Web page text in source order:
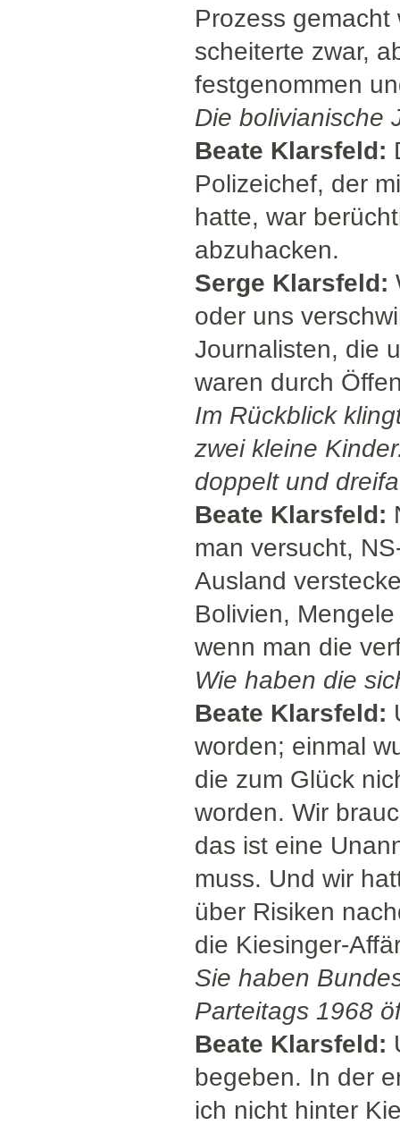
Prozess
scheiterte zwar,
festgenommen
Die bolivianische
Beate Klarsfeld:
Polizeichef, der
hatte, war
abzuhacken.
Serge Klarsfeld:
oder uns
Journalisten, die
waren durch
Im Rückblick
zwei kleine
doppelt und
Beate Klarsfeld:
man versucht,
Ausland
Bolivien,
wenn man die
Wie haben die
Beate Klarsfeld:
worden; einmal
die zum Glück
worden. Wir
das ist eine
muss. Und wir
über Risiken
die Kiesinger-
Sie haben
Parteitags 1968
Beate Klarsfeld:
begeben. In der
ich nicht hinter